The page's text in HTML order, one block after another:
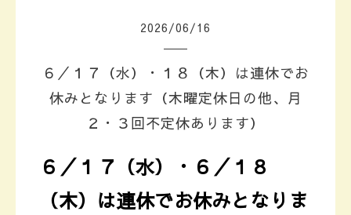
2026/06/16
６／１７（水）・１８（木）は連休でお
休みとなります（木曜定休日の他、月
２・３回不定休あります）
６／１７（水）・６／１８
（木）は連休でお休みとなりま